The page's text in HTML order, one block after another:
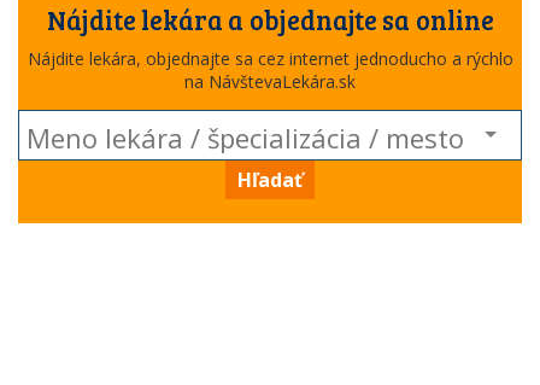
Nájdite lekára a objednajte sa online
Nájdite lekára, objednajte sa cez internet jednoducho a rýchlo
na NávštevaLekára.sk
Hľadať